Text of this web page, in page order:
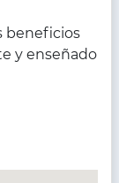
beneficios
y enseñado